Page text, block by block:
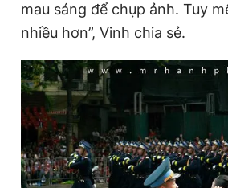
mau sáng để chụp ảnh. Tuy
nhiều hơn”, Vinh chia sẻ.